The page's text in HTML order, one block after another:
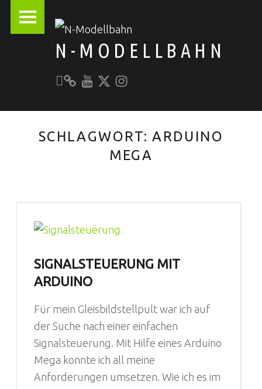
N-MODELLBAHN
Alles rund um die Modellbahn
SCHLAGWORT: ARDUINO
MEGA
SIGNALSTEUERUNG MIT
ARDUINO
Für mein Gleisbildstellpult war ich auf
der Suche nach einer einfachen
Signalsteuerung. Mit Hilfe eines Arduino
Mega konnte ich all meine
Anforderungen umsetzen. Wie ich es im